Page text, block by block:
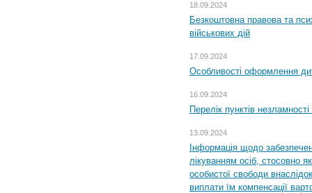
18.09.2024
Безкоштовна правова та
військових дій
17.09.2024
Особливості оформлення
16.09.2024
Перелік пунктів
13.09.2024
Інформація щодо
лікуванням осіб, стосовно
особистої свободи
виплати їм компенсації